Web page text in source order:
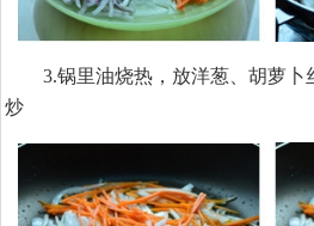
3.锅里油烧热，放洋葱、胡萝卜
炒